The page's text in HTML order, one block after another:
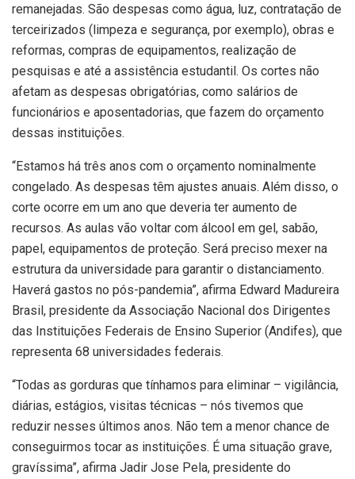
remanejadas. São despesas como água, luz, contratação de
terceirizados (limpeza e segurança, por exemplo), obras e
reformas, compras de equipamentos, realização de
pesquisas e até a assistência estudantil. Os cortes não
afetam as despesas obrigatórias, como salários de
funcionários e aposentadorias, que fazem do orçamento
dessas instituições.
“Estamos há três anos com o orçamento nominalmente
congelado. As despesas têm ajustes anuais. Além disso, o
corte ocorre em um ano que deveria ter aumento de
recursos. As aulas vão voltar com álcool em gel, sabão,
papel, equipamentos de proteção. Será preciso mexer na
estrutura da universidade para garantir o distanciamento.
Haverá gastos no pós-pandemia”, afirma Edward Madureira
Brasil, presidente da Associação Nacional dos Dirigentes
das Instituições Federais de Ensino Superior (Andifes), que
representa 68 universidades federais.
“Todas as gorduras que tínhamos para eliminar – vigilância,
diárias, estágios, visitas técnicas – nós tivemos que
reduzir nesses últimos anos. Não tem a menor chance de
conseguirmos tocar as instituições. É uma situação grave,
gravíssima”, afirma Jadir Jose Pela, presidente do